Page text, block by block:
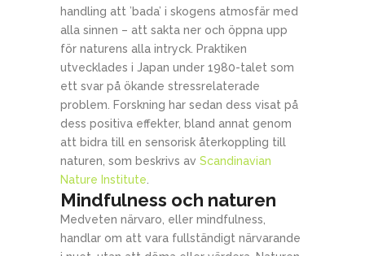
handling att ’bada’ i skogens atmosfär med
alla sinnen – att sakta ner och öppna upp
för naturens alla intryck. Praktiken
utvecklades i Japan under 1980-talet som
ett svar på ökande stressrelaterade
problem. Forskning har sedan dess visat på
dess positiva effekter, bland annat genom
att bidra till en sensorisk återkoppling till
naturen, som beskrivs av Scandinavian
Nature Institute
Mindfulness och naturen
Medveten närvaro, eller mindfulness,
handlar om att vara fullständigt närvarande